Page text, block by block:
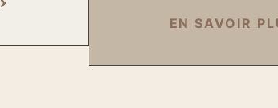
EN SAVOIR